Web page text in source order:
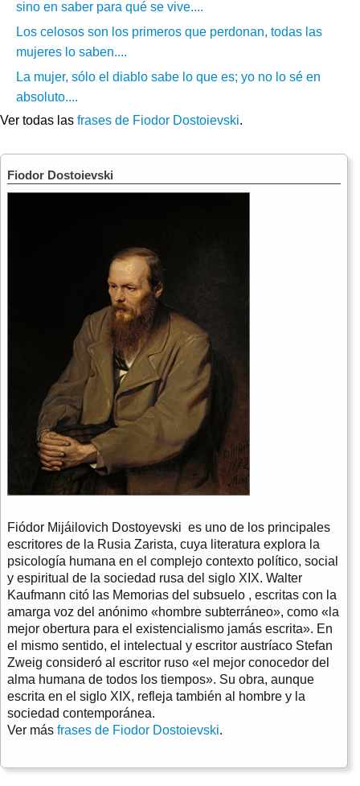
sino en saber para qué se vive....
Los celosos son los primeros que perdonan, todas las
mujeres lo saben....
La mujer, sólo el diablo sabe lo que es; yo no lo sé en
absoluto....
Ver todas las frases de Fiodor Dostoievski.
Fiodor Dostoievski
Fiódor Mijáilovich Dostoyevski es uno de los principales
escritores de la Rusia Zarista, cuya literatura explora la
psicología humana en el complejo contexto político, social
y espiritual de la sociedad rusa del siglo XIX. Walter
Kaufmann citó las Memorias del subsuelo , escritas con la
amarga voz del anónimo «hombre subterráneo», como «la
mejor obertura para el existencialismo jamás escrita». En
el mismo sentido, el intelectual y escritor austríaco Stefan
Zweig consideró al escritor ruso «el mejor conocedor del
alma humana de todos los tiempos». Su obra, aunque
escrita en el siglo XIX, refleja también al hombre y la
sociedad contemporánea.
Ver más frases de Fiodor Dostoievski.